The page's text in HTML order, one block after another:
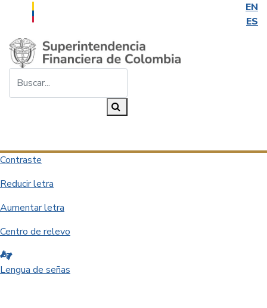
EN
ES
Saltar al contenido principal
Contraste
Reducir letra
Aumentar letra
Centro de relevo
Lengua de señas